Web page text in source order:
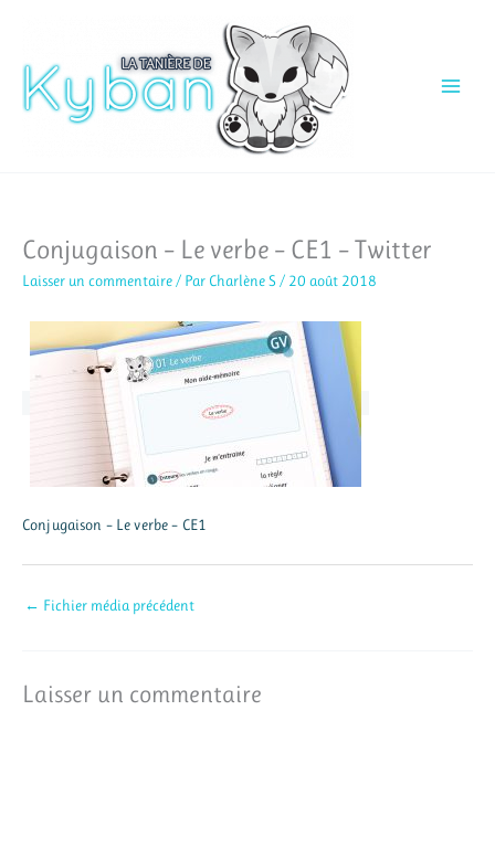
contenu
Conjugaison – Le verbe – CE1 – Twitter
Laisser un commentaire / Par Charlène S / 20 août 2018
Conjugaison – Le verbe – CE1
← Fichier média précédent
Laisser un commentaire